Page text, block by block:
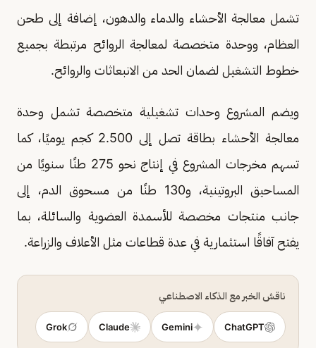
تشمل معالجة الأحشاء والدماء والدهون، إضافة إلى طحن
العظام، ووحدة متخصصة لمعالجة الروائح مرتبطة بجميع
خطوط التشغيل لضمان الحد من الانبعاثات والروائح.
ويضم المشروع وحدات تشغيلية متخصصة تشمل وحدة
معالجة الأحشاء بطاقة تصل إلى 2.500 كجم يوميًا، كما
تسهم مخرجات المشروع في إنتاج نحو 275 طنًا سنويًا من
المساحيق البروتينية، و130 طنًا من مسحوق الدم، إلى
جانب منتجات مخصصة للأسمدة العضوية والسائلة، بما
يفتح آفاقًا استثمارية في عدة قطاعات مثل الأعلاف والزراعة.
ناقش الخبر مع الذكاء الاصطناعي
ChatGPT
Gemini
Claude
Grok